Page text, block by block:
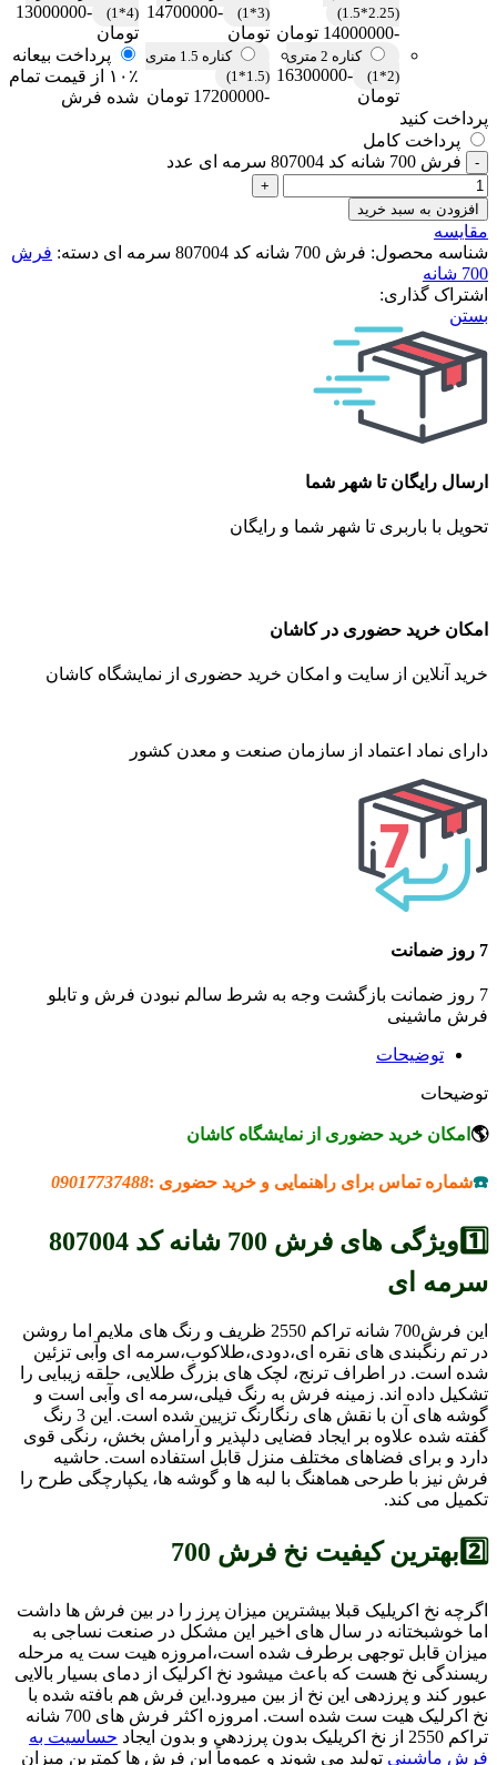
(2.25*1.5)
-14000000 تومان
(3*1)
-14700000
تومان
(4*1)
-13000000
تومان
کناره 2 متری
(2*1)
-16300000
تومان
کناره 1.5 متری
(1.5*1)
-17200000 تومان
پرداخت بیعانه
۱۰٪ از قیمت تمام
شده فرش
پرداخت کنید
پرداخت کامل
فرش 700 شانه کد 807004 سرمه ای عدد
افزودن به سبد خرید
مقایسه
شناسه محصول: فرش 700 شانه کد 807004 سرمه ای دسته: فرش
700 شانه
اشتراک گذاری:
بستن
ارسال رایگان تا شهر شما
تحویل با باربری تا شهر شما و رایگان
امکان خرید حضوری در کاشان
خرید آنلاین از سایت و امکان خرید حضوری از نمایشگاه کاشان
دارای نماد اعتماد از سازمان صنعت و معدن کشور
7 روز ضمانت
7 روز ضمانت بازگشت وجه به شرط سالم نبودن فرش و تابلو
فرش ماشینی
توضیحات
توضیحات
🌎 امکان خرید حضوری از نمایشگاه کاشان
☎️شماره تماس برای راهنمایی و خرید حضوری :09017737488
1️⃣ویژگی های فرش 700 شانه کد
807004
سرمه ای
این فرش700 شانه تراکم 2550 ظریف و رنگ های ملایم اما روشن
در تم رنگبندی های نقره ای،دودی،طلاکوب،سرمه ای وآبی تزئین
شده است. در اطراف ترنج، لچک های بزرگ طلایی، حلقه زیبایی را
تشکیل داده اند. زمینه فرش به رنگ فیلی،سرمه ای وآبی است و
گوشه های آن با نقش های رنگارنگ تزیین شده است. این 3 رنگ
گفته شده علاوه بر ایجاد فضایی دلپذیر و آرامش بخش، رنگی قوی
دارد و برای فضاهای مختلف منزل قابل استفاده است. حاشیه
فرش نیز با طرحی هماهنگ با لبه ها و گوشه ها، یکپارچگی طرح را
تکمیل می کند.
2️⃣بهترین کیفیت نخ فرش 700
اگرچه نخ اکریلیک قبلا بیشترین میزان پرز را در بین فرش ها داشت
اما خوشبختانه در سال های اخیر این مشکل در صنعت نساجی به
میزان قابل توجهی برطرف شده است،امروزه هیت ست یه مرحله
ریسندگی نخ هست که باعث میشود نخ اکرلیک از دمای بسیار بالایی
عبور کند و پرزدهی این نخ از بین میرود.این فرش هم بافته شده با
نخ اکرلیک هیت ست شده است. امروزه اکثر فرش های 700 شانه
تراکم 2550 از نخ اکریلیک بدون پرزدهی و بدون ایجاد
حساسیت به
فرش ماشینی تولید می شوند و عموماً این فرش ها کمترین میزان